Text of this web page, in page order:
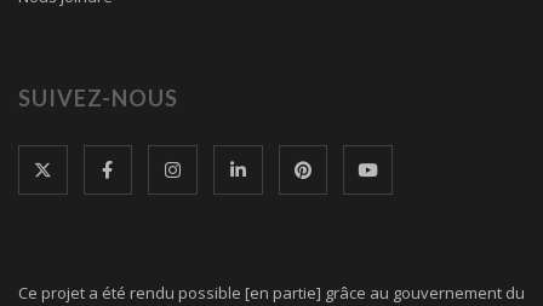
SUIVEZ-NOUS
Ce projet a été rendu possible [en partie] grâce au gouvernement du